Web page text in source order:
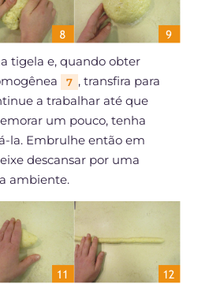
tigela e, quando obter
7 , transfira para
a trabalhar até que
um pouco, tenha
la. Embrulhe então em
descansar por uma
ambiente.